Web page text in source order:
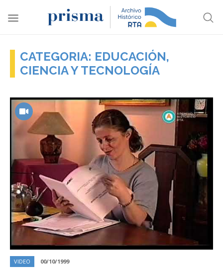
CATEGORIA: EDUCACIÓN,
CIENCIA Y TECNOLOGÍA
VIDEO 00/10/1999